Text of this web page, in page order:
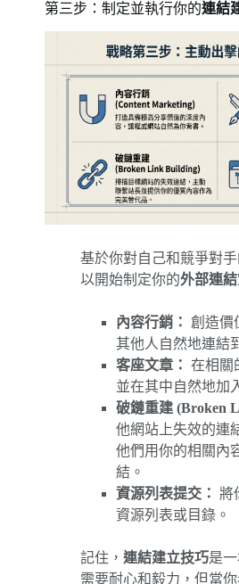
第三步：制定並執行你的連結
基於你對自己和競爭對手
以開始制定你的外部連
內容行銷： 創造價
其他人自然地連結
客座文章： 在相關
並在其中自然地加
破鏈重建 (Broken
他網站上失效的連
他們用你的相關內
結。
資源列表提交： 將
資源列表或目錄。
記住， 連結建立技巧是
需要耐心和毅力，但當你